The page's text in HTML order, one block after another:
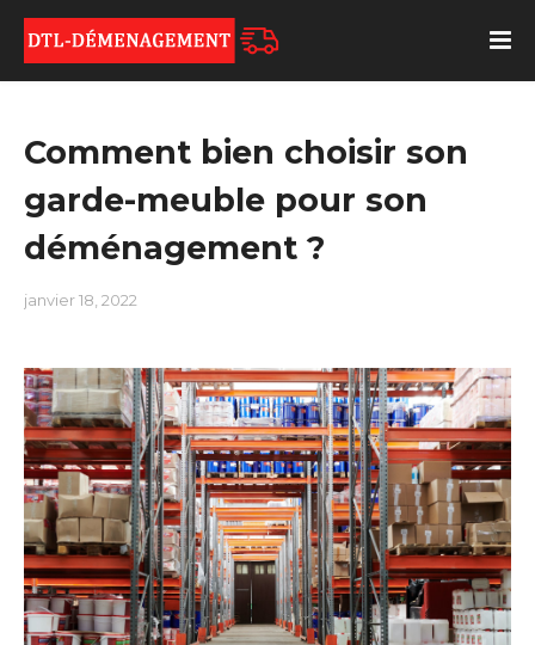
Comment bien choisir son
garde-meuble pour son
déménagement ?
janvier 18, 2022